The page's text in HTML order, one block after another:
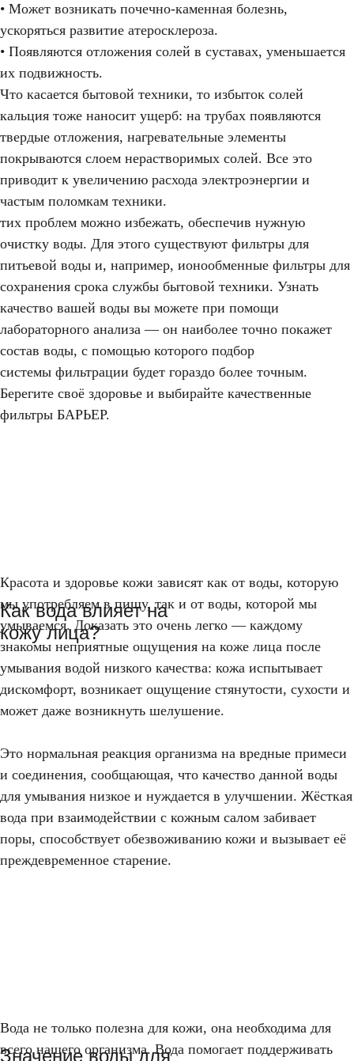
• Может возникать почечно-каменная болезнь,
ускоряться развитие атеросклероза.
• Появляются отложения солей в суставах, уменьшается
их подвижность.
Что касается бытовой техники, то избыток солей
кальция тоже наносит ущерб: на трубах появляются
твердые отложения, нагревательные элементы
покрываются слоем нерастворимых солей. Все это
приводит к увеличению расхода электроэнергии и
частым поломкам техники.
тих проблем можно избежать, обеспечив нужную
очистку воды. Для этого существуют фильтры для
питьевой воды и, например, ионообменные фильтры для
сохранения срока службы бытовой техники. Узнать
качество вашей воды вы можете при помощи
лабораторного анализа — он наиболее точно покажет
состав воды, с помощью которого подбор
системы фильтрации будет гораздо более точным.
Берегите своё здоровье и выбирайте качественные
фильтры БАРЬЕР.
Как вода влияет на
кожу лица?
Красота и здоровье кожи зависят как от воды, которую
мы употребляем в пищу, так и от воды, которой мы
умываемся. Доказать это очень легко — каждому
знакомы неприятные ощущения на коже лица после
умывания водой низкого качества: кожа испытывает
дискомфорт, возникает ощущение стянутости, сухости и
может даже возникнуть шелушение.
Это нормальная реакция организма на вредные примеси
и соединения, сообщающая, что качество данной воды
для умывания низкое и нуждается в улучшении. Жёсткая
вода при взаимодействии с кожным салом забивает
поры, способствует обезвоживанию кожи и вызывает её
преждевременное старение.
Значение воды для
Вода не только полезна для кожи, она необходима для
всего нашего организма. Вода помогает поддерживать